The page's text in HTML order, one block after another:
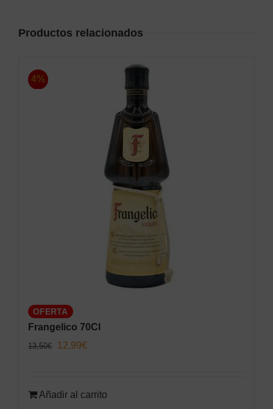
Productos relacionados
4%
OFERTA
Frangelico 70Cl
13,50€
El
era:
12,99€
es:
Añadir al carrito